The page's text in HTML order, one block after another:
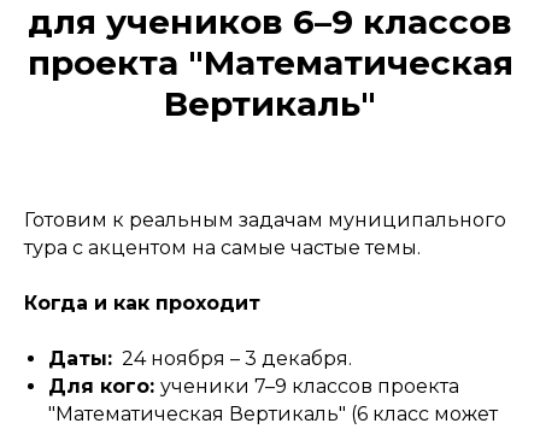
для учеников 6–9 классов
проекта "Математическая
Вертикаль"
Готовим к реальным задачам муниципального
тура с акцентом на самые частые темы.
Когда и как проходит
Даты: 24 ноября – 3 декабря.
Для кого: ученики 7–9 классов проекта
"Математическая Вертикаль" (6 класс может